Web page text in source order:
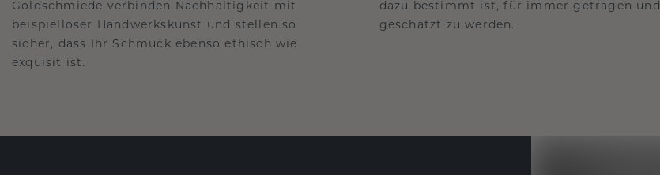
Goldschmiede verbinden Nachhaltigkeit mit
beispielloser Handwerkskunst und stellen so
sicher, dass Ihr Schmuck ebenso ethisch wie
exquisit ist.
dazu bestimmt ist, für immer getragen und
geschätzt zu werden.